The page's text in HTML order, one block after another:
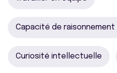
Capacité de raisonnement
Curiosité intellectuelle